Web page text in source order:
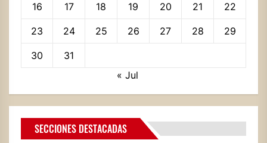
16 17 18 19 20 21 22
23 24 25 26 27 28 29
30
31
« Jul
SECCIONES DESTACADAS